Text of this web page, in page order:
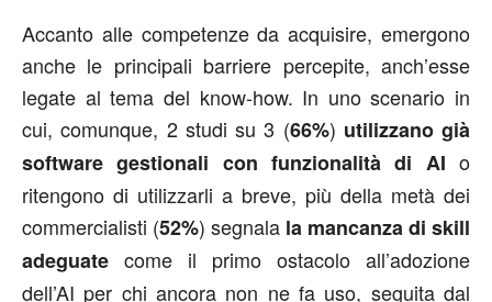
Accanto alle competenze da acquisire, emergono
anche le principali barriere percepite, anch’esse
legate al tema del know-how. In uno scenario in
cui, comunque, 2 studi su 3 (66%) utilizzano già
software gestionali con funzionalità di AI o
ritengono di utilizzarli a breve, più della metà dei
commercialisti (52%) segnala la mancanza di skill
adeguate come il primo ostacolo all’adozione
dell’AI per chi ancora non ne fa uso, seguita dal